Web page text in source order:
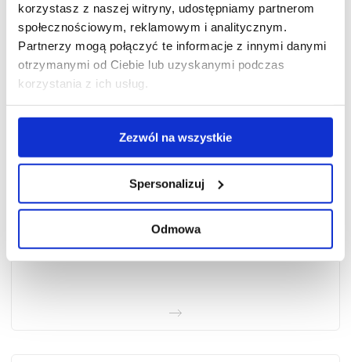
korzystasz z naszej witryny, udostępniamy partnerom
społecznościowym, reklamowym i analitycznym.
Partnerzy mogą połączyć te informacje z innymi danymi
otrzymanymi od Ciebie lub uzyskanymi podczas
korzystania z ich usług.
Zezwól na wszystkie
Spersonalizuj
Odmowa